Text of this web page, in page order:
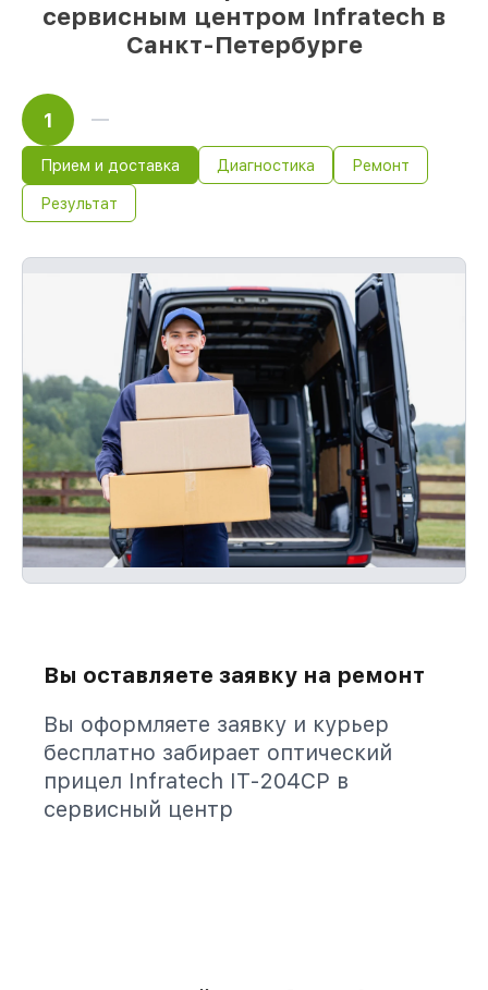
сервисным центром Infratech в
Санкт-Петербурге
1
Прием и доставка Диагностика Ремонт
Результат
Вы оставляете заявку на ремонт
Вы оформляете заявку и курьер
бесплатно забирает оптический
прицел Infratech IT-204CP в
сервисный центр